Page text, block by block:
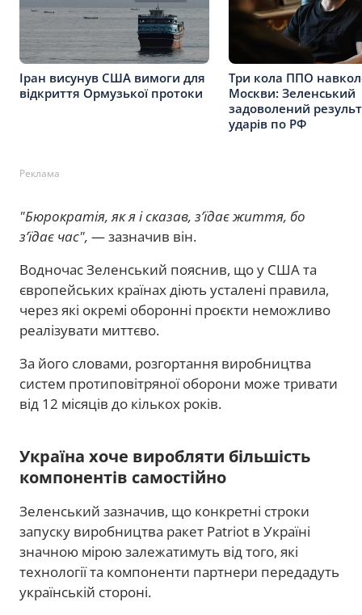
Іран висунув США вимоги для
відкриття Ормузької протоки
Три кола ППО
Москви: Зеленський
задоволений
ударів по РФ
Реклама
"Бюрократія, як я і сказав, з’їдає життя, бо
з’їдає час", — зазначив він.
Водночас Зеленський пояснив, що у США та
європейських країнах діють усталені правила,
через які окремі оборонні проєкти неможливо
реалізувати миттєво.
За його словами, розгортання виробництва
систем протиповітряної оборони може тривати
від 12 місяців до кількох років.
Україна хоче виробляти більшість
компонентів самостійно
Зеленський зазначив, що конкретні строки
запуску виробництва ракет Patriot в Україні
значною мірою залежатимуть від того, які
технології та компоненти партнери передадуть
українській стороні.